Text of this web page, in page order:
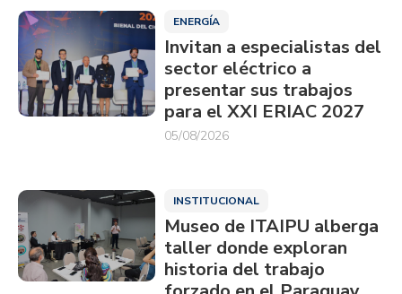
ENERGÍA
Invitan a especialistas del
sector eléctrico a
presentar sus trabajos
para el XXI ERIAC 2027
05/08/2026
INSTITUCIONAL
Museo de ITAIPU alberga
taller donde exploran
historia del trabajo